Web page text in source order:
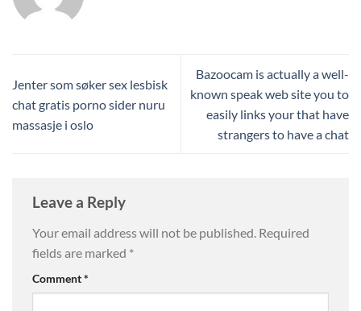
Jenter som søker sex lesbisk
chat gratis porno sider nuru
massasje i oslo
Bazoocam is actually a well-
known speak web site you to
easily links your that have
strangers to have a chat
Leave a Reply
Your email address will not be published. Required
fields are marked *
Comment*